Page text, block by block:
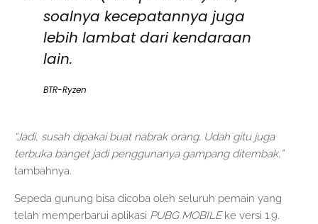
soalnya kecepatannya juga
lebih lambat dari kendaraan
lain.
BTR-Ryzen
“Jadi, susah dipakai buat nabrak orang. Udah gitu juga
terbuka banget jadi penggunanya gampang ditembak,”
tambahnya.
Sepeda gunung bisa dicoba oleh seluruh pemain yang
telah memperbarui aplikasi PUBG MOBILEke versi 1.9.